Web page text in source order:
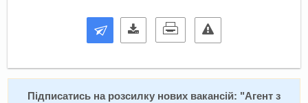
Підписатись на розсилку нових вакансій: "Агент з